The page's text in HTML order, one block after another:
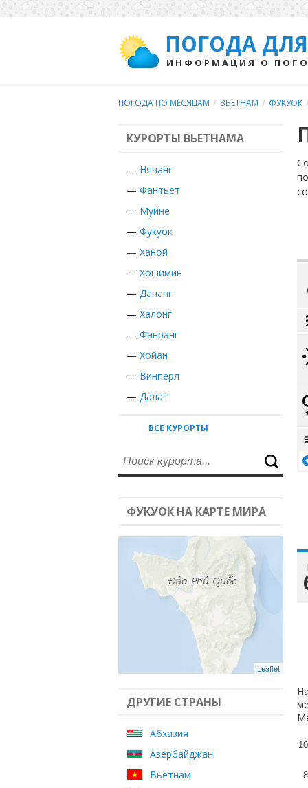
ПОГОДА
ИНФОРМАЦИЯ О
ПОГОДА ПО МЕСЯЦАМ / ВЬЕТНАМ / ФУКУОК
КУРОРТЫ ВЬЕТНАМА
— Нячанг
— Фантьет
— Муйне
— Фукуок
— Ханой
— Хошимин
— Дананг
— Халонг
— Фанранг
— Хойан
— Винперл
— Далат
ВСЕ КУРОРТЫ
ФУКУОК НА КАРТЕ МИРА
Leaflet
ДРУГИЕ СТРАНЫ
Абхазия
Азербайджан
Вьетнам